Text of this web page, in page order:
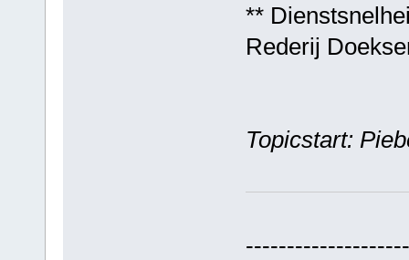
**
Rederij
Topicstart: